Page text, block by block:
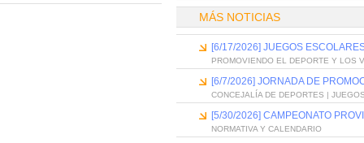
MÁS NOTICIAS
[6/17/2026] JUEGOS
PROMOVIENDO EL DEPORTE Y LOS
[6/7/2026] JORNADA DE
CONCEJALÍA DE DEPORTES |
[5/30/2026] CAMPEONATO
NORMATIVA Y CALENDARIO